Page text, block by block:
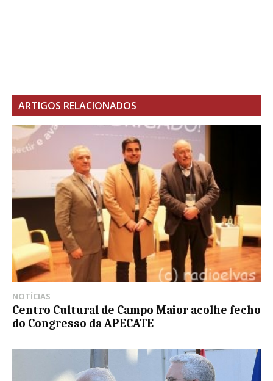
ARTIGOS RELACIONADOS
NOTÍCIAS
Centro Cultural de Campo Maior acolhe fecho
do Congresso da APECATE